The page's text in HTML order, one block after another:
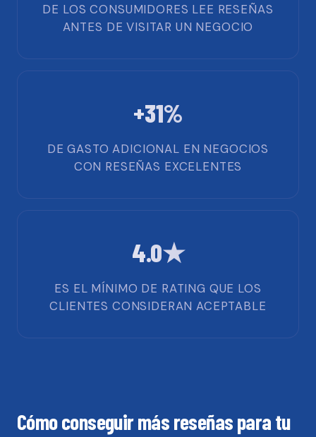
DE LOS CONSUMIDORES LEE RESEÑAS
ANTES DE VISITAR UN NEGOCIO
+31%
DE GASTO ADICIONAL EN NEGOCIOS
CON RESEÑAS EXCELENTES
4.0★
ES EL MÍNIMO DE RATING QUE LOS
CLIENTES CONSIDERAN ACEPTABLE
Cómo conseguir más reseñas para tu